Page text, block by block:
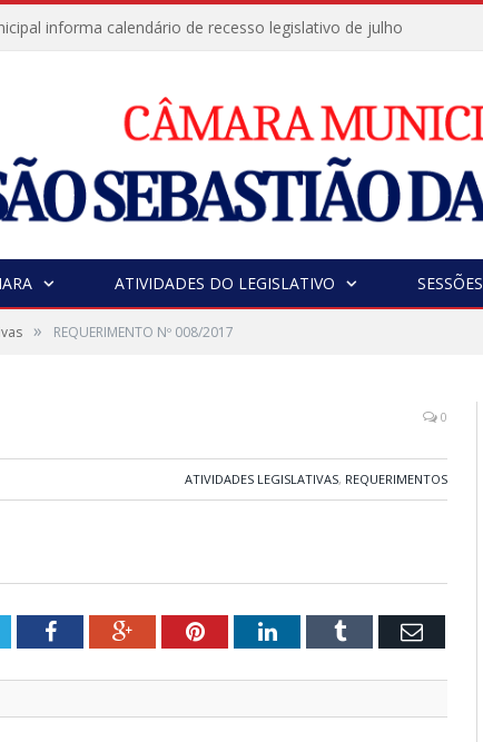
informa calendário de recesso legislativo de julho
ATIVIDADES DO LEGISLATIVO SESSÕES
» REQUERIMENTO Nº 008/2017
0
ATIVIDADES LEGISLATIVAS, REQUERIMENTOS
FacebookGoogle+PinterestLinkedInTumblr Email